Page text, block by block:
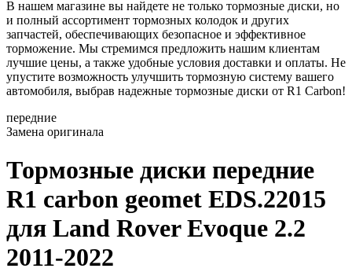
В нашем магазине вы найдете не только тормозные диски, но
и полный ассортимент тормозных колодок и других
запчастей, обеспечивающих безопасное и эффективное
торможение. Мы стремимся предложить нашим клиентам
лучшие цены, а также удобные условия доставки и оплаты. Не
упустите возможность улучшить тормозную систему вашего
автомобиля, выбрав надежные тормозные диски от R1 Carbon!
передние
Замена оригинала
Тормозные диски передние
R1 carbon geomet EDS.22015
для Land Rover Evoque 2.2
2011-2022